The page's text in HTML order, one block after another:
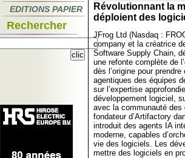
EDITIONS PAPIER
Rechercher
Révolutionnant la
déploient des
JFrog Ltd (Nasdaq :
company et la créatrice
Software Supply Chain,
une refonte complète de
dès l’origine pour
agentiques des équipes
sur l’expertise
développement logiciel,
avec la communauté des
fondateur d’Artifactory
introduit des agents IA
moderne, capables
vie des logiciels. Les
mettre des logiciels en